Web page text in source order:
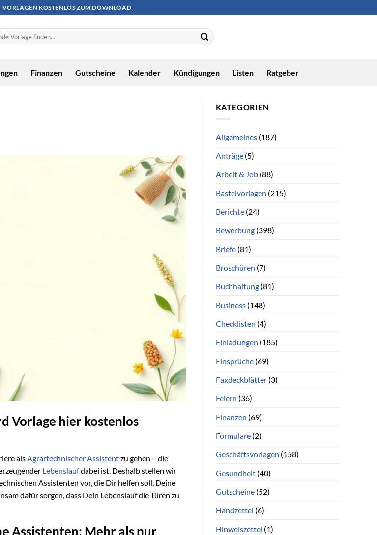
KOSTENLOS ZUM DOWNLOAD
Finanzen Gutscheine Kalender Kündigungen Listen Ratgeber
Vorlage hier kostenlos
als Agrartechnischer Assistentzu gehen – die
Lebenslaufdabei ist. Deshalb stellen wir
Assistenten vor, die Dir helfen soll, Deine
dafür sorgen, dass Dein Lebenslauf die Türen zu
Assistenten: Mehr als nur
KATEGORIEN
Allgemeines(187)
Anträge(5)
Arbeit & Job(88)
Bastelvorlagen (215)
Berichte(24)
Bewerbung(398)
Briefe(81)
Broschüren (7)
Buchhaltung(81)
Business(148)
Checklisten (4)
Einladungen (185)
Einsprüche(69)
Faxdeckblätter(3)
Feiern (36)
Finanzen (69)
Formulare(2)
Geschäftsvorlagen (158)
Gesundheit(40)
Gutscheine(52)
Handzettel (6)
Hinweiszettel (1)